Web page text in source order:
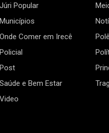
Júri Popular
Municípios
Onde Comer em Irecê
Policial
Post
Saúde e Bem Estar
Video